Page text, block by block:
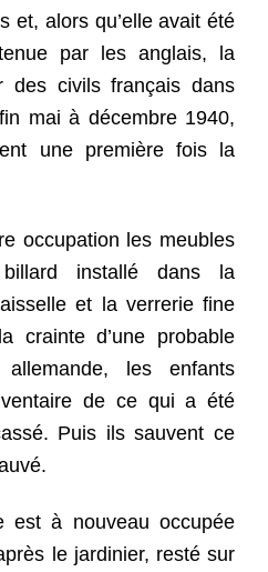
et, alors qu’elle avait été
par les anglais, la
des civils français dans
mai à décembre 1940,
une première fois la
occupation les meubles
installé dans la
et la verrerie fine
crainte d’une probable
allemande, les enfants
de ce qui a été
Puis ils sauvent ce
est à nouveau occupée
le jardinier, resté sur